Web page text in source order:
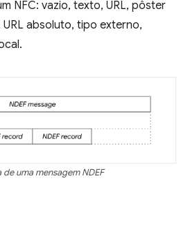
NFC: vazio, texto, URL, pôster
absoluto, tipo externo,
de uma mensagem NDEF